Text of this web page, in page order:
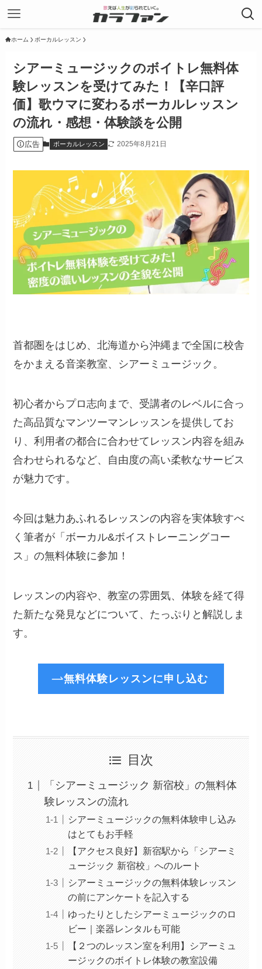
ホーム ボーカルレッスン
シアーミュージックのボイトレ無料体
験レッスンを受けてみた！【辛口評
価】歌ウマに変わるボーカルレッスン
の流れ・感想・体験談を公開
広告 ボーカルレッスン 2025年8月21日
首都圏をはじめ、北海道から沖縄まで全国に校舎
をかまえる音楽教室、シアーミュージック。
初心者からプロ志向まで、受講者のレベルに合っ
た高品質なマンツーマンレッスンを提供してお
り、利用者の都合に合わせてレッスン内容を組み
合わせられるなど、自由度の高い柔軟なサービス
が魅力です。
今回は魅力あふれるレッスンの内容を実体験すべ
く筆者が「ボーカル&ボイストレーニングコー
ス」の無料体験に参加！
レッスンの内容や、教室の雰囲気、体験を経て得
た新たな発見などについて、たっぷりと解説しま
す。
無料体験レッスンに申し込む
目次
「シアーミュージック 新宿校」の無料体
験レッスンの流れ
シアーミュージックの無料体験申し込み
はとてもお手軽
【アクセス良好】新宿駅から「シアーミ
ュージック 新宿校」へのルート
シアーミュージックの無料体験レッスン
の前にアンケートを記入する
ゆったりとしたシアーミュージックのロ
ビー｜楽器レンタルも可能
【２つのレッスン室を利用】シアーミュ
ージックのボイトレ体験の教室設備